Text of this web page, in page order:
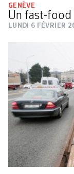
GENÈVE
Un fast-
LUNDI 6 FÉVRIER